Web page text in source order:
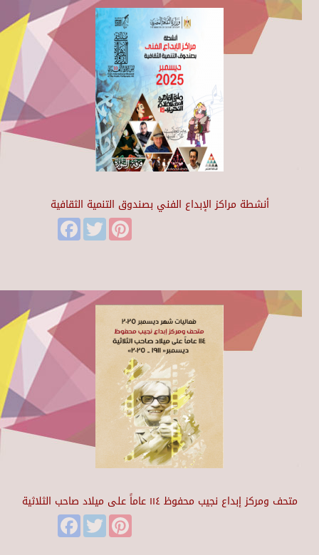
أنشطة مراكز الإبداع الفني بصندوق التنمية الثقافية
FacebookTwitter
متحف ومركز إبداع نجيب محفوظ ١١٤ عاماً على ميلاد صاحب الثلاثية
FacebookTwitter